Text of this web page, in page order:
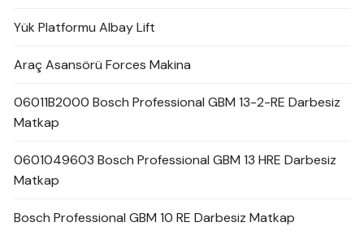
Yük Platformu Albay Lift
Araç Asansörü Forces Makina
06011B2000 Bosch Professional GBM 13-2-RE Darbesiz
Matkap
0601049603 Bosch Professional GBM 13 HRE Darbesiz
Matkap
Bosch Professional GBM 10 RE Darbesiz Matkap